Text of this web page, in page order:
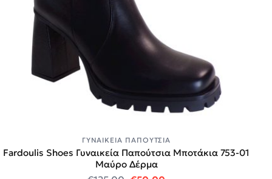
ΓΥΝΑΙΚΕΊΑ ΠΑΠΟΎΤΣΙΑ
Fardoulis Shoes Γυναικεία Παπούτσια Μποτάκια 753-01
Μαύρο Δέρμα